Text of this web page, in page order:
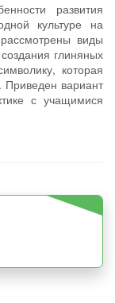
развития
культуре на
виды
глиняных
которая
Приведен вариант
с учащимися